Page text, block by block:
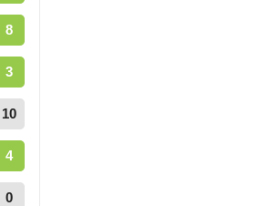
8
3
10
4
0